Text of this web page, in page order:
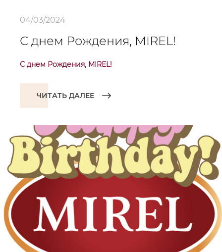
04/03/2024
С днем Рождения, MIREL!
С днем Рождения, MIREL!
ЧИТАТЬ ДАЛЕЕ